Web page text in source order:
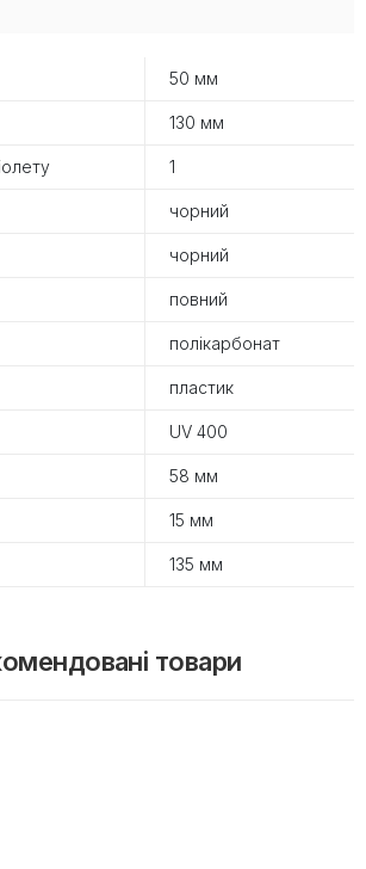
50 мм
130 мм
1
чорний
чорний
повний
полікарбонат
пластик
UV 400
58 мм
15 мм
135 мм
товари